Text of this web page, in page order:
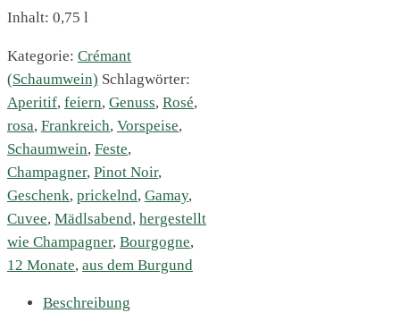
Inhalt: 0,75 l
Kategorie: Crémant
(Schaumwein) Schlagwörter:
Aperitif, feiern, Genuss, Rosé,
rosa, Frankreich, Vorspeise,
Schaumwein, Feste,
Champagner, Pinot Noir,
Geschenk, prickelnd, Gamay,
Cuvee, Mädlsabend, hergestellt
wie Champagner, Bourgogne,
12 Monate, aus dem Burgund
Beschreibung